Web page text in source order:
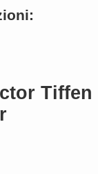
Tiffen